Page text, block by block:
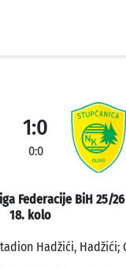
1:0
0:0
Federacije BiH 25/26
18. kolo
Hadžići, Hadžići;